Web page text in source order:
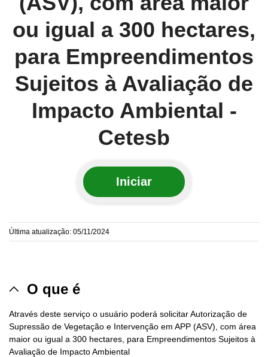
ou igual a 300 hectares,
para Empreendimentos
Sujeitos à Avaliação de
Impacto Ambiental -
Cetesb
Iniciar
Última atualização: 05/11/2024
O que é
Através deste serviço o usuário poderá solicitar Autorização de
Supressão de Vegetação e Intervenção em APP (ASV), com área
maior ou igual a 300 hectares, para Empreendimentos Sujeitos à
Avaliação de Impacto Ambiental